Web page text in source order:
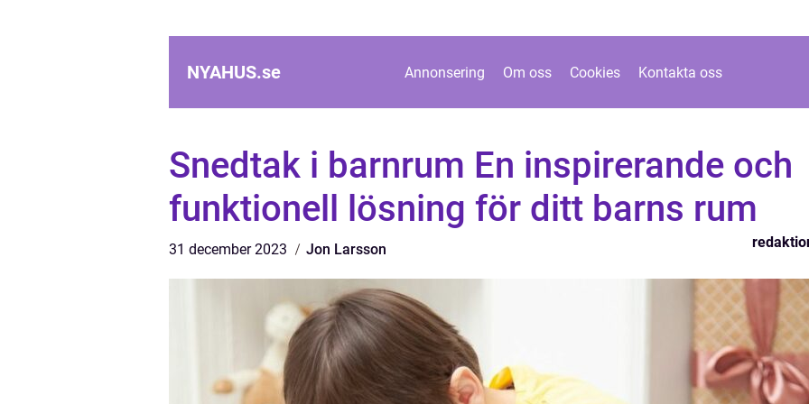
NYAHUS.se Annonsering Om oss Cookies Kontakta oss
Snedtak i barnrum En inspirerande och
funktionell lösning för ditt barns rum
31 december 2023 Jon Larsson